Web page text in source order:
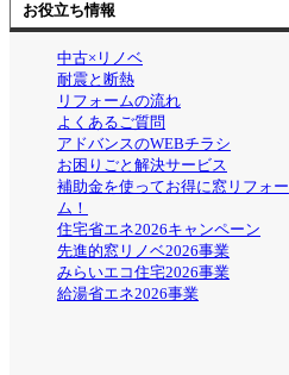
お役立ち情報
中古×リノベ
耐震と断熱
リフォームの流れ
よくあるご質問
アドバンスのWEBチラシ
お困りごと解決サービス
補助金を使ってお得に窓リフォー
ム！
住宅省エネ2026キャンペーン
先進的窓リノベ2026事業
みらいエコ住宅2026事業
給湯省エネ2026事業